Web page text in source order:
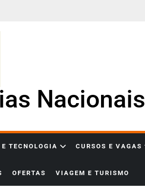
Nacionais
TECNOLOGIA CURSOS E VAGAS
OFERTAS VIAGEM E TURISMO